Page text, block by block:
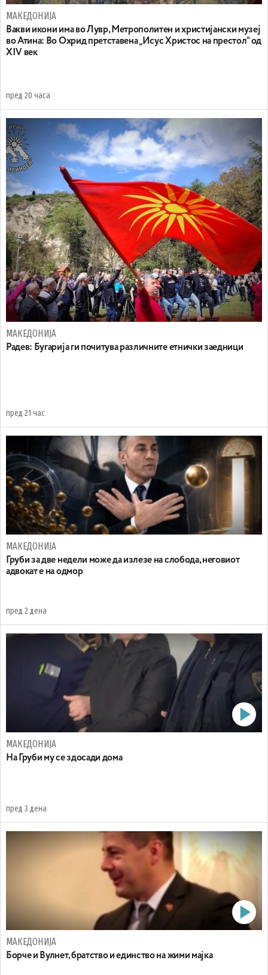
МАКЕДОНИЈА
Вакви икони има во Лувр, Метрополитен и христијански музеј
во Атина: Во Охрид претставена „Исус Христос на престол“ од
XIV век
пред 20 часа
МАКЕДОНИЈА
Радев: Бугарија ги почитува различните етнички заедници
пред 21 час
МАКЕДОНИЈА
Груби за две недели може да излезе на слобода, неговиот
адвокат е на одмор
пред 2 дена
МАКЕДОНИЈА
На Груби му се здосади дома
пред 3 дена
МАКЕДОНИЈА
Борче и Вулнет, братство и единство на жими мајка